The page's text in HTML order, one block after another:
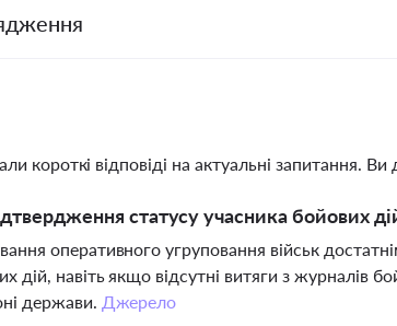
короткі відповіді на актуальні запитання. Ви
статусу учасника бойових
оперативного угруповання військ
дій, навіть якщо відсутні витяги з журналів
держави. Джерело